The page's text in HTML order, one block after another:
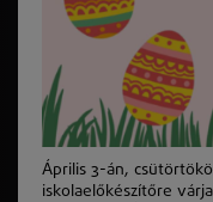
Április 3-án,
iskolaelőkészítőre